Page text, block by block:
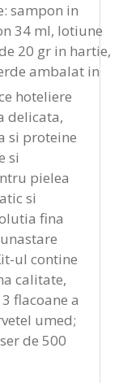
sampon in
34 ml, lotiune
20 gr in hartie,
ambalat in
hoteliere
delicata,
si proteine
si
pielea
si
fina
ul contine
calitate,
flacoane a
umed;
de 500